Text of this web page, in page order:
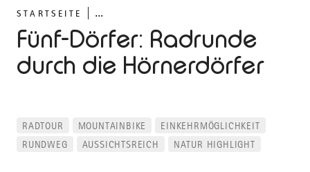
STARTSEITE ...
Fünf-Dörfer: Radrunde
durch die Hörnerdörfer
RADTOUR MOUNTAINBIKE
EINKEHRMÖGLICHKEIT
RUNDWEG
AUSSICHTSREICH NATUR HIGHLIGHT